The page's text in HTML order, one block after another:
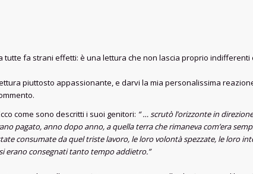
fa strani effetti: è una lettura che non lascia proprio indifferenti
piuttosto appassionante, e darvi la mia personalissima
come sono descritti i suoi genitori: “ … scrutò l’orizzonte in
pagato, anno dopo anno, a quella terra che rimaneva com’era
consumate da quel triste lavoro, le loro volontà spezzate, le loro
erano consegnati tanto tempo addietro.”